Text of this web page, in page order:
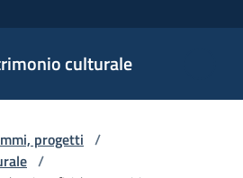
culturale
progetti /
/